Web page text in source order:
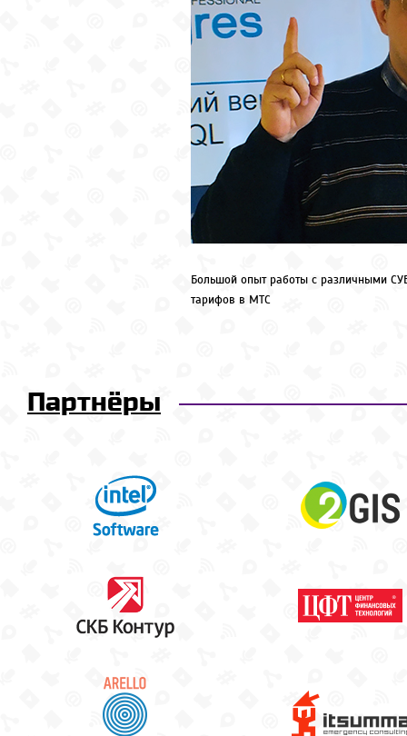
Большой опыт работы с различными
тарифов в МТС
Партнёры